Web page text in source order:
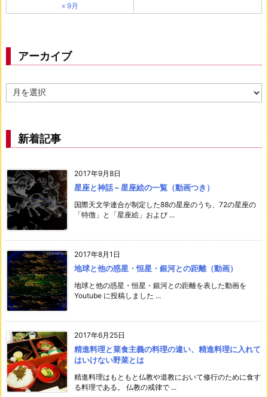
« 9月
アーカイブ
ー
ブ
新着記事
2017年9月8日
星座と神話 – 星座絵の一覧（動画つき）
国際天文学連合が制定した88の星座のうち、72の星座の
「特徴」と「星座絵」および ...
2017年8月1日
地球と他の惑星・恒星・銀河との距離（動画）
地球と他の惑星・恒星・銀河との距離を表した動画を
Youtube に投稿しました ...
2017年6月25日
精進料理と菜食主義の料理の違い、精進料理に入れて
はいけない野菜とは
精進料理はもともと仏教や道教において修行のために食す
る料理である。 仏教の戒律で ...